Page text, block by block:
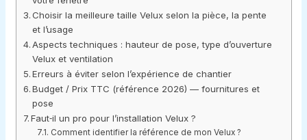
Choisir la meilleure taille Velux selon la pièce, la pente
et l’usage
Aspects techniques : hauteur de pose, type d’ouverture
Velux et ventilation
Erreurs à éviter selon l’expérience de chantier
Budget / Prix TTC (référence 2026) — fournitures et
pose
Faut‑il un pro pour l’installation Velux ?
Comment identifier la référence de mon Velux ?